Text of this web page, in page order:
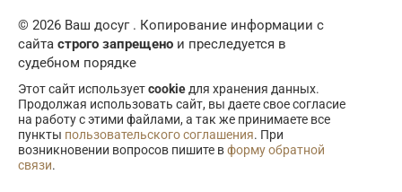
© 2026 Ваш досуг . Копирование информации с
сайта строго запрещено и преследуется в
судебном порядке
Этот сайт используетcookie для хранения данных.
Продолжая использовать сайт, вы даете свое согласие
на работу с этими файлами, а так же принимаете все
пункты пользовательского соглашения. При
возникновении вопросов пишите вформу обратной
связи.